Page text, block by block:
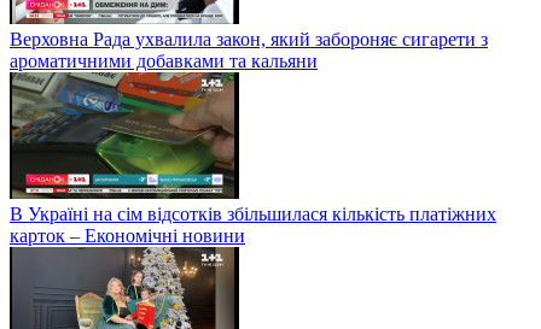
Верховна Рада ухвалила закон, який забороняє сигарети з
ароматичними добавками та кальяни
В Україні на сім відсотків збільшилася кількість платіжних
карток – Економічні новини